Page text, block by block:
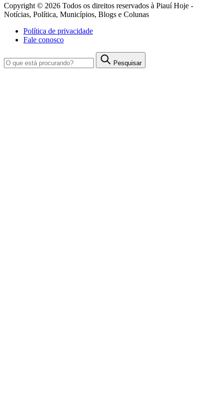
Copyright © 2026 Todos os direitos reservados à Piauí Hoje -
Notícias, Política, Municípios, Blogs e Colunas
Política de privacidade
Fale conosco
Pesquisar